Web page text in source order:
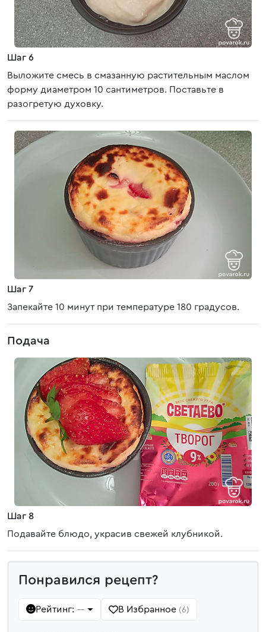
Шаг 6
Выложите смесь в смазанную растительным маслом
форму диаметром 10 сантиметров. Поставьте в
разогретую духовку.
Шаг 7
Запекайте 10 минут при температуре 180 градусов.
Подача
Шаг 8
Подавайте блюдо, украсив свежей клубникой.
Понравился рецепт?
Рейтинг: — В Избранное (6)